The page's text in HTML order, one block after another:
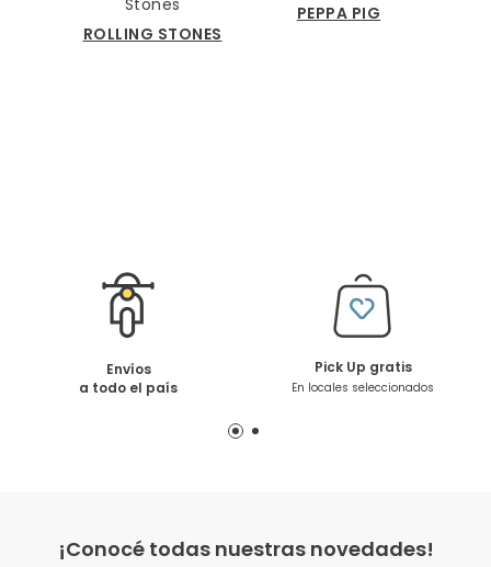
ROLLING STONES
PEPPA PIG
Envíos
a todo el país
Pick Up gratis
En locales seleccionados
¡Conocé todas nuestras novedades!